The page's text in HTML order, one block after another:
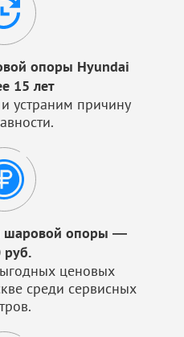
опоры Hyundai
15 лет
устраним причину
шаровой опоры —
руб.
ценовых
среди сервисных